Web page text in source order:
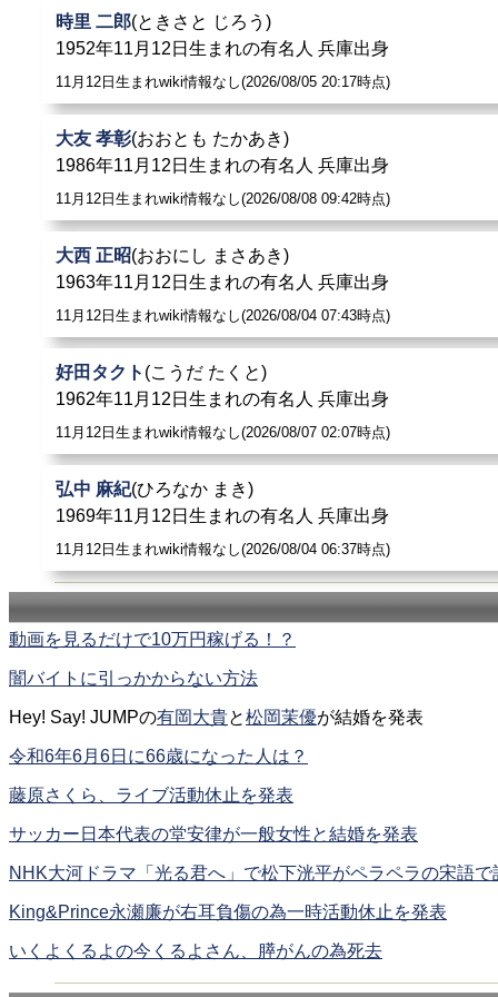
賀 - 曽我桂子 - 銀あけみ - 真咲佳子 - 京三紗 - 箙かおる - 飛
時里 二郎(ときさと じろう)
1952年11月12日生まれの有名人 兵庫出身
11月12日生まれwiki情報なし(2026/08/05 20:17時点)
大友 孝彰(おおとも たかあき)
1986年11月12日生まれの有名人 兵庫出身
11月12日生まれwiki情報なし(2026/08/08 09:42時点)
大西 正昭(おおにし まさあき)
1963年11月12日生まれの有名人 兵庫出身
11月12日生まれwiki情報なし(2026/08/04 07:43時点)
好田タクト (こうだ たくと)
1962年11月12日生まれの有名人 兵庫出身
11月12日生まれwiki情報なし(2026/08/07 02:07時点)
弘中 麻紀(ひろなか まき)
1969年11月12日生まれの有名人 兵庫出身
11月12日生まれwiki情報なし(2026/08/04 06:37時点)
動画を見るだけで10万円稼げる！？
闇バイトに引っかからない方法
Hey! Say! JUMPの有岡大貴と松岡茉優が結婚を発表
令和6年6月6日に66歳になった人は？
藤原さくら、ライブ活動休止を発表
サッカー日本代表の堂安律が一般女性と結婚を発表
NHK大河ドラマ「光る君へ」で松下洸平がペラペラの宋語で
King&Prince永瀬廉が右耳負傷の為一時活動休止を発表
いくよくるよの今くるよさん、膵がんの為死去